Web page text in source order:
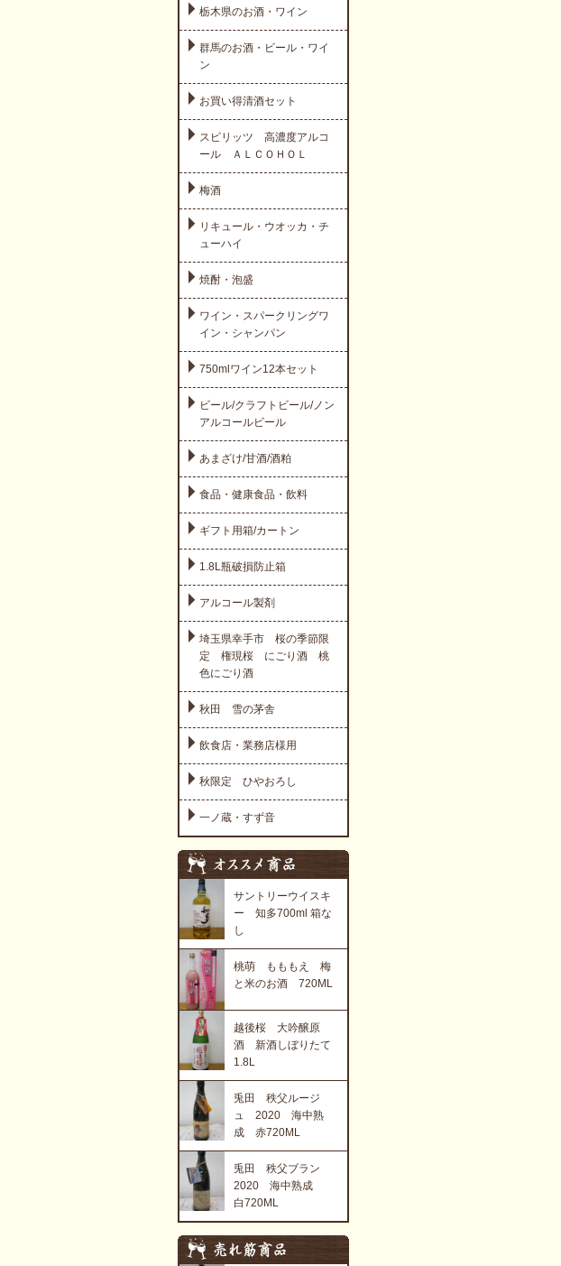
栃木県のお酒・ワイン
群馬のお酒・ビール・ワイ
ン
お買い得清酒セット
スピリッツ 高濃度アルコ
ール ＡＬＣＯＨＯＬ
梅酒
リキュール・ウオッカ・チ
ューハイ
焼酎・泡盛
ワイン・スパークリングワ
イン・シャンパン
750mlワイン12本セット
ビール/クラフトビール/ノン
アルコールビール
あまざけ/甘酒/酒粕
食品・健康食品・飲料
ギフト用箱/カートン
1.8L瓶破損防止箱
アルコール製剤
埼玉県幸手市 桜の季節限
定 権現桜 にごり酒 桃
色にごり酒
秋田 雪の茅舎
飲食店・業務店様用
秋限定 ひやおろし
一ノ蔵・すず音
サントリーウイスキ
ー 知多700ml 箱な
し
桃萌 もももえ 梅
と米のお酒 720ML
越後桜 大吟醸原
酒 新酒しぼりたて
1.8L
兎田 秩父ルージ
ュ 2020 海中熟
成 赤720ML
兎田 秩父ブラン
2020 海中熟成
白720ML